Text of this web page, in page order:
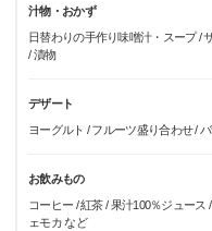
汁物・おかず
日替わりの手作り味噌汁・スープ /
/ 漬物
デザート
ヨーグルト / フルーツ盛り合わせ /
お飲みもの
コーヒー / 紅茶 / 果汁100％ジュース
ェモカ など